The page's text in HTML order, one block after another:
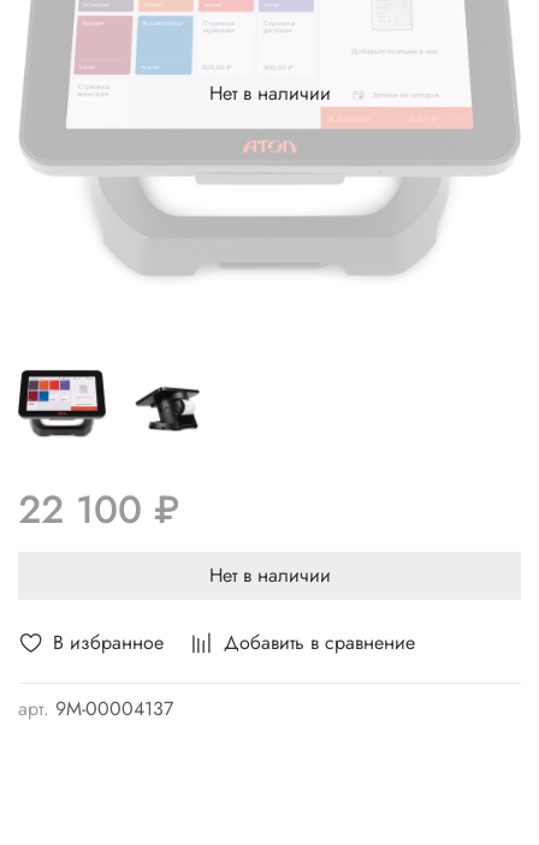
В избранное Добавить в сравнение
арт. 9М-00004137
Нет в наличии
22 100 ₽
Нет в наличии